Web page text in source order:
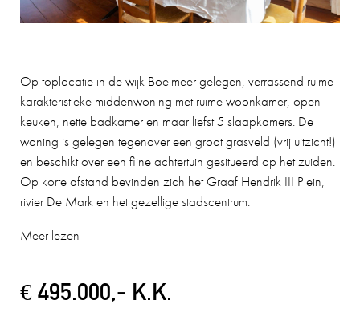
Op toplocatie in de wijk Boeimeer gelegen, verrassend ruime
karakteristieke middenwoning met ruime woonkamer, open
keuken, nette badkamer en maar liefst 5 slaapkamers. De
woning is gelegen tegenover een groot grasveld (vrij uitzicht!)
en beschikt over een fijne achtertuin gesitueerd op het zuiden.
Op korte afstand bevinden zich het Graaf Hendrik III Plein,
rivier De Mark en het gezellige stadscentrum.
Meer lezen
€ 495.000,- K.K.